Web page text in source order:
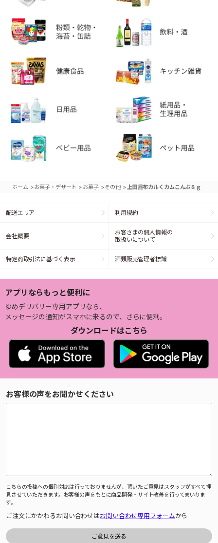
ホーム >お菓子・デザート > お菓子 >その他 > 上田昆布カルくカムこんぶ８ｇ
配送エリア 利用規約
会社概要
お客さまの個人情報の
取扱いについて
特定商取引法に基づく表示 酒類販売管理者標識
アプリならもっと便利に
ゆめデリバリー専用アプリなら、
メッセージの通知がスマホに来るので、さらに便利。
ダウンロードはこちら
お客様の声をお聞かせください
こちらの投稿への個別対応は行っておりませんが、頂いたご意見はスタッフがすべて拝
見させていただきます。お客様の声をもとに商品開発・サイト改善を行ってまいりま
す。
ご注文にかかわるお問い合わせはお問い合わせ専用フォームから